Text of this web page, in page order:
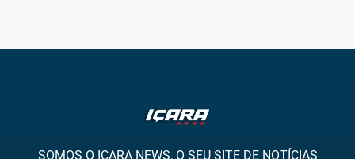
SOMOS O IÇARA NEWS, O SEU SITE DE NOTÍCIAS